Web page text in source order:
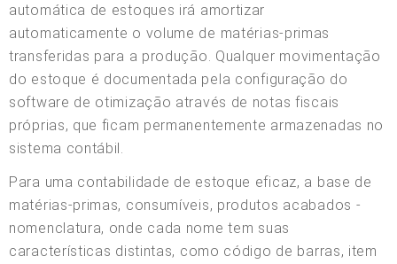
automática de estoques irá amortizar
automaticamente o volume de matérias-primas
transferidas para a produção. Qualquer movimentação
do estoque é documentada pela configuração do
software de otimização através de notas fiscais
próprias, que ficam permanentemente armazenadas no
sistema contábil.
Para uma contabilidade de estoque eficaz, a base de
matérias-primas, consumíveis, produtos acabados -
nomenclatura, onde cada nome tem suas
características distintas, como código de barras, item